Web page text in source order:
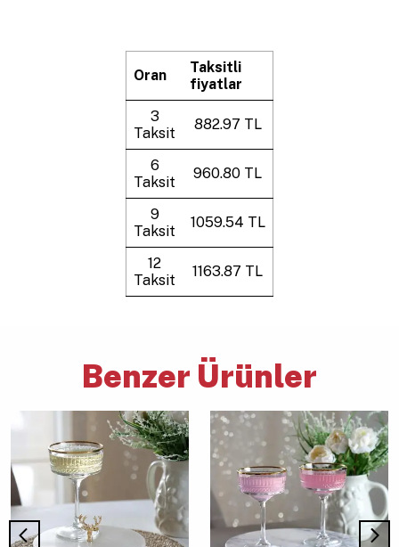
Oran
Taksitli
fiyatlar
3
Taksit
882.97 TL
6
Taksit
960.80 TL
9
Taksit
1059.54 TL
12
Taksit
1163.87 TL
Benzer Ürünler